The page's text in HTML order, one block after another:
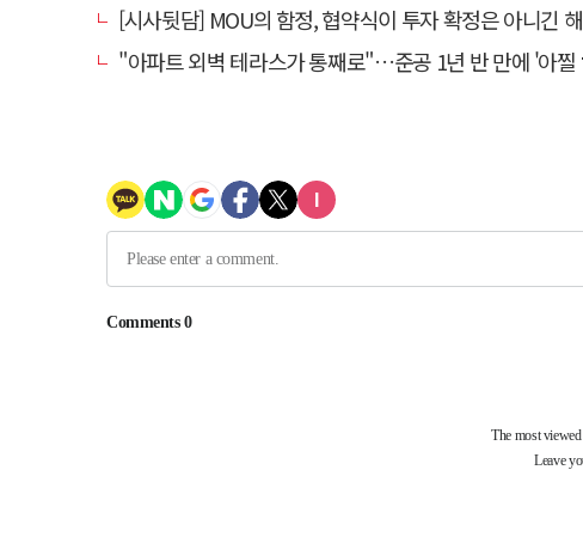
[시사뒷담] MOU의 함정, 협약식이 투자 확정은 아니긴 해
"아파트 외벽 테라스가 통째로"…준공 1년 반 만에 '아찔 사고'